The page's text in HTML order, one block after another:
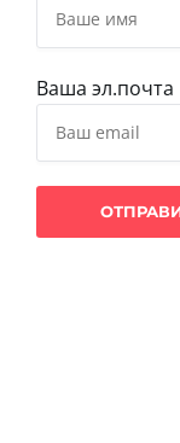
Ваша эл.почта